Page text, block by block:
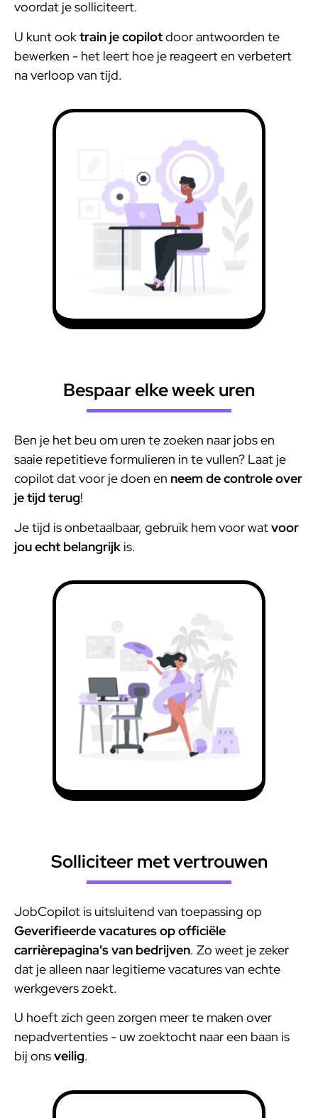
voordat je solliciteert.
U kunt ooktrain je copilotdoor antwoorden te
bewerken - het leert hoe je reageert en verbetert
na verloop van tijd.
Bespaar elke week uren
Ben je het beu om uren te zoeken naar jobs en
saaie repetitieve formulieren in te vullen? Laat je
copilot dat voor je doen en neem de controle over
je tijd terug!
Je tijd is onbetaalbaar, gebruik hem voor watvoor
jou echt belangrijk is.
Solliciteer met vertrouwen
JobCopilot is uitsluitend van toepassing op
Geverifieerde vacatures op officiële
carrièrepagina's van bedrijven. Zo weet je zeker
dat je alleen naar legitieme vacatures van echte
werkgevers zoekt.
U hoeft zich geen zorgen meer te maken over
nepadvertenties - uw zoektocht naar een baan is
bij onsveilig.